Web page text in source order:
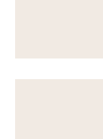
Voir